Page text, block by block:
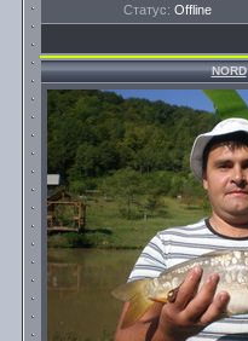
Статус: Offline
NORD